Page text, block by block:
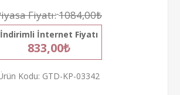
Fiyatı:1084,00₺
İndirimli İnternet Fiyatı
833,00₺
Kodu: GTD-KP-03342